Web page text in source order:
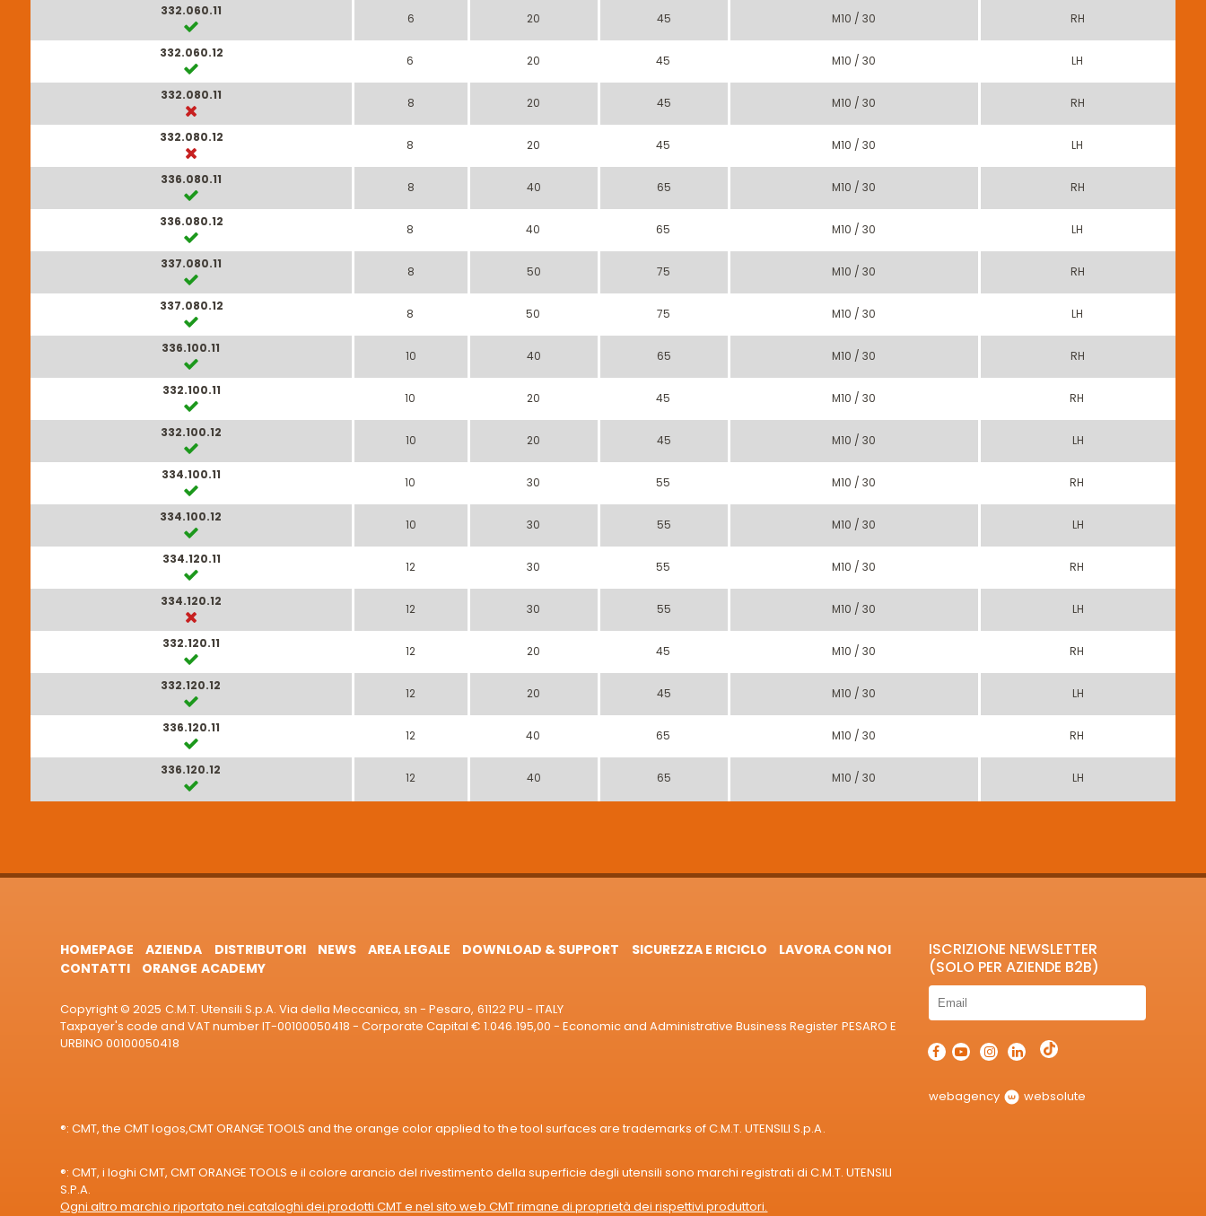
332.060.11
6 20 45 M10 / 30 RH
332.060.12
6 20 45 M10 / 30 LH
332.080.11
8 20 45 M10 / 30 RH
332.080.12
8 20 45 M10 / 30 LH
336.080.11
8 40 65 M10 / 30 RH
336.080.12
8 40 65 M10 / 30 LH
337.080.11
8 50 75 M10 / 30 RH
337.080.12
8 50 75 M10 / 30 LH
336.100.11
10 40 65 M10 / 30 RH
332.100.11
10 20 45 M10 / 30 RH
332.100.12
10 20 45 M10 / 30 LH
334.100.11
10 30 55 M10 / 30 RH
334.100.12
10 30 55 M10 / 30 LH
334.120.11
12 30 55 M10 / 30 RH
334.120.12
12 30 55 M10 / 30 LH
332.120.11
12 20 45 M10 / 30 RH
332.120.12
12 20 45 M10 / 30 LH
336.120.11
12 40 65 M10 / 30 RH
336.120.12
12 40 65 M10 / 30 LH
HOMEPAGE AZIENDA DISTRIBUTORI NEWS AREA LEGALE DOWNLOAD & SUPPORT SICUREZZA E RICICLO
LAVORA CON NOI
CONTATTI
ORANGE ACADEMY
Copyright © 2025 C.M.T. Utensili S.p.A. Via della Meccanica, sn - Pesaro, 61122 PU - ITALY
Taxpayer's code and VAT number IT-00100050418 - Corporate Capital € 1.046.195,00 - Economic and Administrative Business Register PESARO E
URBINO 00100050418
®: CMT, the CMT logos,CMT ORANGE TOOLS and the orange color applied to the tool surfaces are trademarks of C.M.T. UTENSILI S.p.A.
®: CMT, i loghi CMT, CMT ORANGE TOOLS e il colore arancio del rivestimento della superficie degli utensili sono marchi registrati di C.M.T. UTENSILI
S.P.A.
Ogni altro marchio riportato nei cataloghi dei prodotti CMT e nel sito web CMT rimane di proprietà dei rispettivi produttori.
ISCRIZIONE NEWSLETTER
(SOLO PER AZIENDE B2B)
webagency websolute